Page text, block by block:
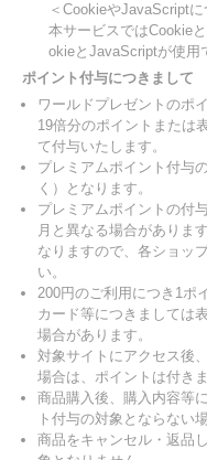
＜CookieやJavaScriptに
本サービスではCookie
okieとJavaScriptが使用
ポイント付与につきまして
ワールドプレゼントのポ
19倍分のポイントまたは
て付与いたします。
プレミアムポイント付与
く）となります。
プレミアムポイントの付
月と異なる場合がありま
なりますので、各ショッ
い。
200円のご利用につき1ポ
カード等につきましては
場合があります。
対象サイトにアクセス後
場合は、ポイントは付きま
商品購入後、購入内容等
ト付与の対象とならない
商品をキャンセル・返品